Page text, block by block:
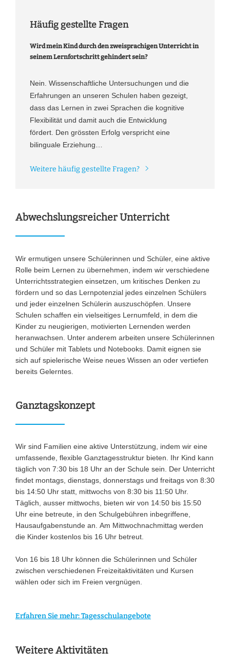
Häufig gestellte Fragen
Wird mein Kind durch den zweisprachigen Unterricht in
seinem Lernfortschritt gehindert sein?
Nein. Wissenschaftliche Untersuchungen und die
Erfahrungen an unseren Schulen haben gezeigt,
dass das Lernen in zwei Sprachen die kognitive
Flexibilität und damit auch die Entwicklung
fördert. Den grössten Erfolg verspricht eine
bilinguale Erziehung…
Weitere häufig gestellte Fragen?
Abwechslungsreicher Unterricht
Wir ermutigen unsere Schülerinnen und Schüler, eine aktive
Rolle beim Lernen zu übernehmen, indem wir verschiedene
Unterrichtsstrategien einsetzen, um kritisches Denken zu
fördern und so das Lernpotenzial jedes einzelnen Schülers
und jeder einzelnen Schülerin auszuschöpfen. Unsere
Schulen schaffen ein vielseitiges Lernumfeld, in dem die
Kinder zu neugierigen, motivierten Lernenden werden
heranwachsen. Unter anderem arbeiten unsere Schülerinnen
und Schüler mit Tablets und Notebooks. Damit eignen sie
sich auf spielerische Weise neues Wissen an oder vertiefen
bereits Gelerntes.
Ganztagskonzept
Wir sind Familien eine aktive Unterstützung, indem wir eine
umfassende, flexible Ganztagesstruktur bieten. Ihr Kind kann
täglich von 7:30 bis 18 Uhr an der Schule sein. Der Unterricht
findet montags, dienstags, donnerstags und freitags von 8:30
bis 14:50 Uhr statt, mittwochs von 8:30 bis 11:50 Uhr.
Täglich, ausser mittwochs, bieten wir von 14:50 bis 15:50
Uhr eine betreute, in den Schulgebühren inbegriffene,
Hausaufgabenstunde an. Am Mittwochnachmittag werden
die Kinder kostenlos bis 16 Uhr betreut.
Von 16 bis 18 Uhr können die Schülerinnen und Schüler
zwischen verschiedenen Freizeitaktivitäten und Kursen
wählen oder sich im Freien vergnügen.
Erfahren Sie mehr: Tagesschulangebote
Weitere Aktivitäten